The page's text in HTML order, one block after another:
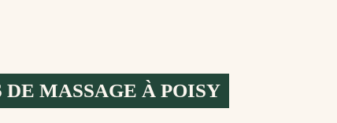
MASSAGE À POISY